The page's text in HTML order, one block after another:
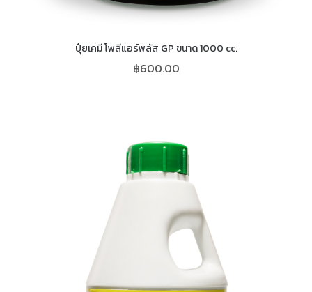
ปุ๋ยเคมี โพลีแอร์พลัส GP ขนาด 1000 cc.
฿600.00